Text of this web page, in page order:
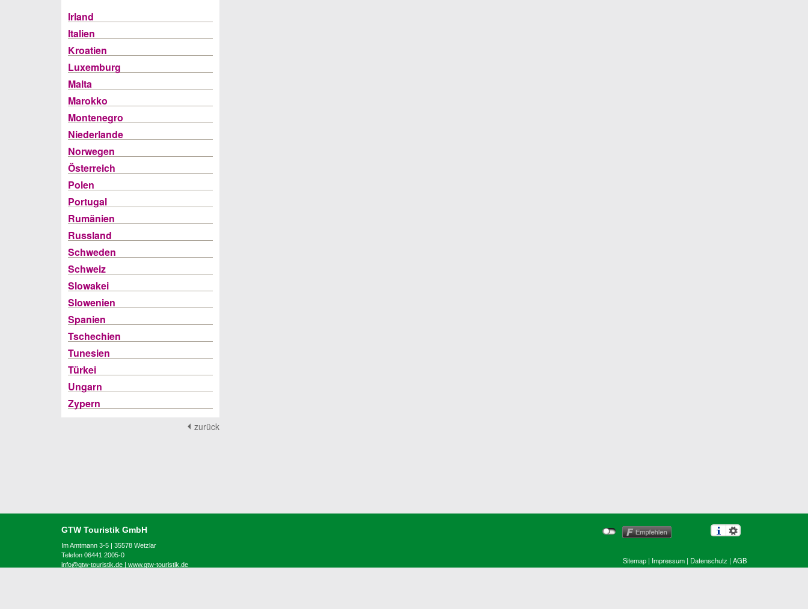
Irland
Italien
Kroatien
Luxemburg
Malta
Marokko
Montenegro
Niederlande
Norwegen
Österreich
Polen
Portugal
Rumänien
Russland
Schweden
Schweiz
Slowakei
Slowenien
Spanien
Tschechien
Tunesien
Türkei
Ungarn
Zypern
zurück
GTW Touristik GmbH
Im Amtmann 3-5 | 35578 Wetzlar
Telefon 06441 2005-0
info@gtw-touristik.de | www.gtw-touristik.de Sitemap | Impressum | Datenschutz | AGB